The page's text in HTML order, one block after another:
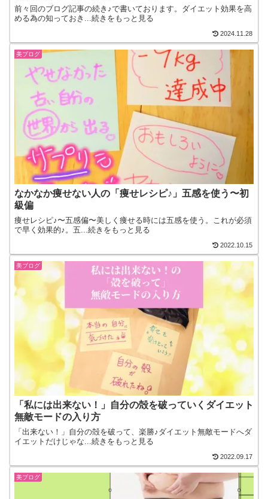
前々回のブログ記事の続き♪で書いております。ダイエット効果を高
める為の知っておき...続きをもっと見る
2024.11.28
美ブログ
なかなか痩せない人の「痩せレシピ♪」五感を使う〜初
級偏
痩せレシピ♪〜五感偏〜美しく痩せる時には五感を使う。これが必須
で早く効果的♪。五...続きをもっと見る
2022.10.15
美ブログ
「私には出来ない！」自分の殻を破っていくダイエット
無敵モードの入り方
「出来ない！」自分の殻を破って、楽勝♪ダイエット無敵モードへダ
イエットだけじゃな...続きをもっと見る
2022.09.17
美ブログ